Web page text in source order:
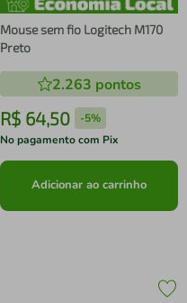
Mouse sem fio Logitech M170
Preto
2.263 pontos
R$ 64,50 -5%
No pagamento com Pix
Adicionar ao carrinho